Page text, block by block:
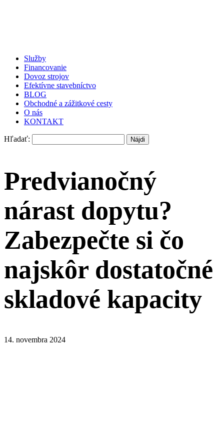
Služby
Financovanie
Dovoz strojov
Efektívne stavebníctvo
BLOG
Obchodné a zážitkové cesty
O nás
KONTAKT
Hľadať:
Predvianočný
nárast dopytu?
Zabezpečte si čo
najskôr dostatočné
skladové kapacity
14. novembra 2024